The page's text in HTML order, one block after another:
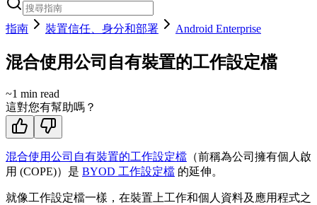
指南 裝置信任、身分和部署 Android Enterprise
混合使用公司自有裝置的工作設定檔
~1 min read
這對您有幫助嗎？
混合使用公司自有裝置的工作設定檔 （前稱為公司擁有個人啟
用 (COPE)）是 BYOD 工作設定檔 的延伸。
就像工作設定檔一樣，在裝置上工作和個人資料及應用程式之